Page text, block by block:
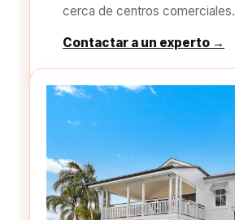
cerca de centros comerciales.
Contactar a un experto →